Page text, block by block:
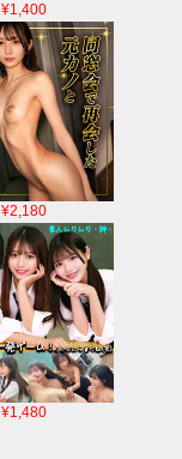
¥1,400
¥2,180
¥1,480